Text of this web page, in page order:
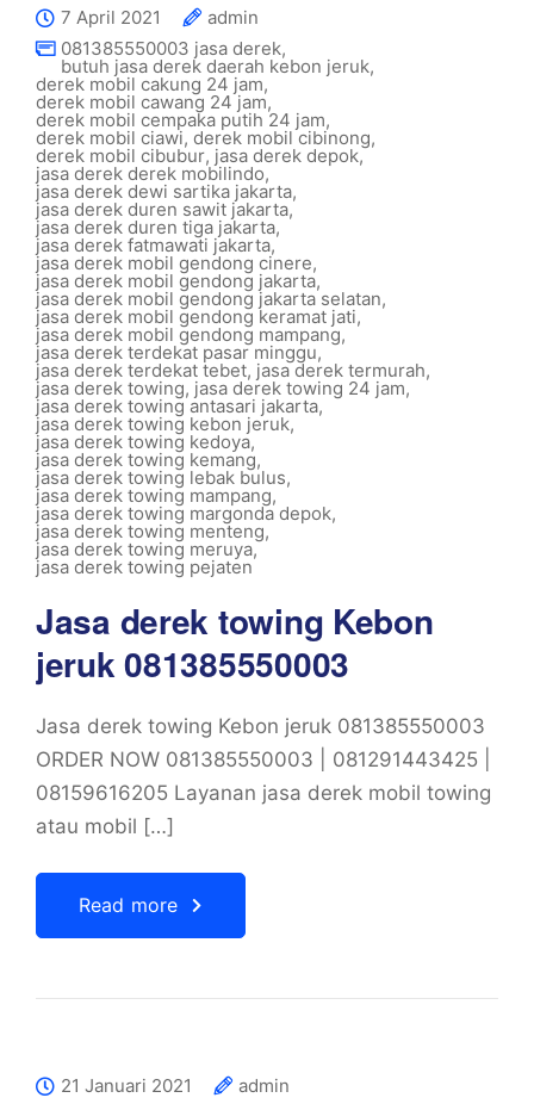
7 April 2021
admin
081385550003 jasa derek,
butuh jasa derek daerah kebon jeruk,
derek mobil cakung 24 jam,
derek mobil cawang 24 jam,
derek mobil cempaka putih 24 jam,
derek mobil ciawi, derek mobil cibinong,
derek mobil cibubur, jasa derek depok,
jasa derek derek mobilindo,
jasa derek dewi sartika jakarta,
jasa derek duren sawit jakarta,
jasa derek duren tiga jakarta,
jasa derek fatmawati jakarta,
jasa derek mobil gendong cinere,
jasa derek mobil gendong jakarta,
jasa derek mobil gendong jakarta selatan,
jasa derek mobil gendong keramat jati,
jasa derek mobil gendong mampang,
jasa derek terdekat pasar minggu,
jasa derek terdekat tebet, jasa derek termurah,
jasa derek towing, jasa derek towing 24 jam,
jasa derek towing antasari jakarta,
jasa derek towing kebon jeruk,
jasa derek towing kedoya,
jasa derek towing kemang,
jasa derek towing lebak bulus,
jasa derek towing mampang,
jasa derek towing margonda depok,
jasa derek towing menteng,
jasa derek towing meruya,
jasa derek towing pejaten
Jasa derek towing Kebon
jeruk 081385550003
Jasa derek towing Kebon jeruk 081385550003
ORDER NOW 081385550003 | 081291443425 |
08159616205 Layanan jasa derek mobil towing
atau mobil […]
Read more
21 Januari 2021
admin